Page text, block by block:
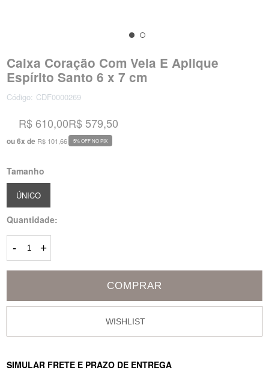
Caixa Coração Com Vela E Aplique
Espírito Santo 6 x 7 cm
Código: CDF0000269
R$ 610,00
ou6x de R$ 101,66
R$ 579,50
5% OFF NO PIX
Tamanho
ÚNICO
Quantidade:
- +
COMPRAR
SIMULAR FRETE E PRAZO DE ENTREGA